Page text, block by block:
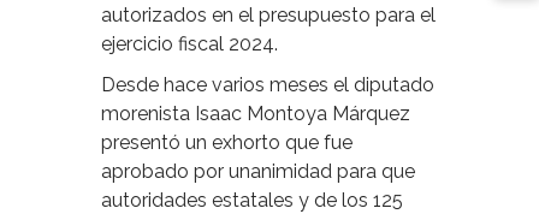
autorizados en el presupuesto para el
ejercicio fiscal 2024.
Desde hace varios meses el diputado
morenista Isaac Montoya Márquez
presentó un exhorto que fue
aprobado por unanimidad para que
autoridades estatales y de los 125